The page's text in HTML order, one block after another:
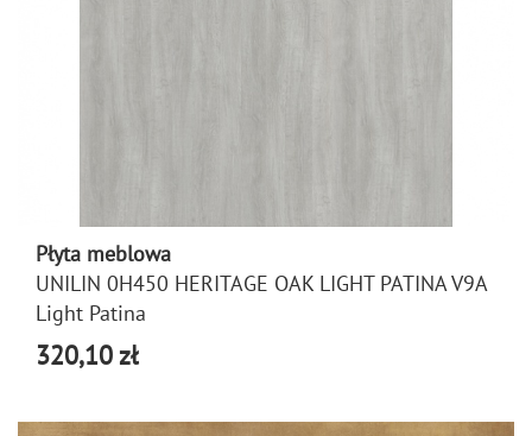
Płyta meblowa
UNILIN 0H450 HERITAGE OAK LIGHT PATINA V9A
Light Patina
320,10 zł